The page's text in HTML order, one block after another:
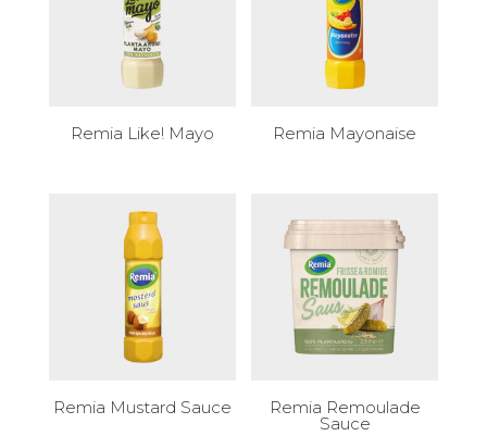
Remia Like! Mayo Remia Mayonaise
Remia Mustard Sauce Remia Remoulade
Sauce